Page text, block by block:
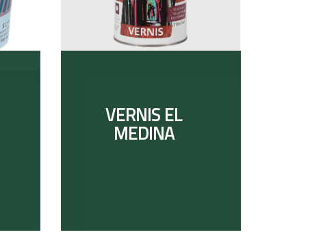
VERNIS EL
MEDINA